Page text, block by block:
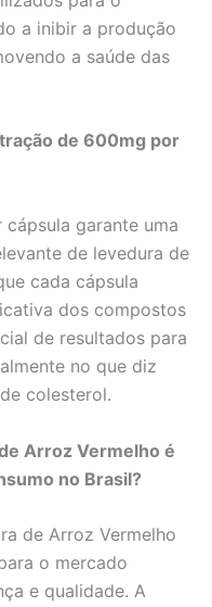
a inibir a produção
a saúde das
de 600mg por
garante uma
de levedura de
cada cápsula
dos compostos
de resultados para
no que diz
colesterol.
Arroz Vermelho é
no Brasil?
de Arroz Vermelho
o mercado
e qualidade. A